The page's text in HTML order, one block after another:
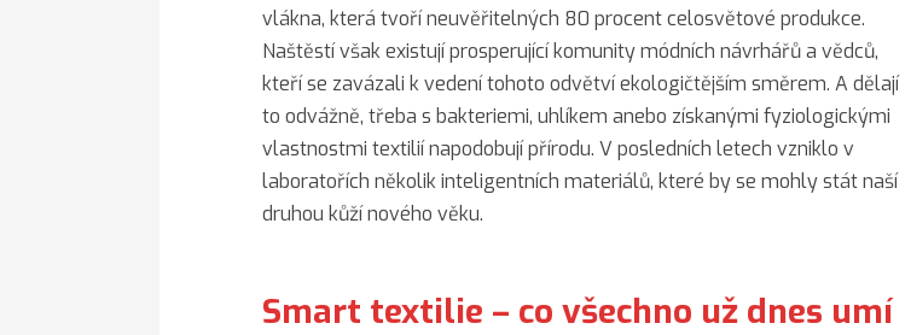
vlákna, která tvoří neuvěřitelných 80 procent celosvětové produkce.
Naštěstí však existují prosperující komunity módních návrhářů a vědců,
kteří se zavázali k vedení tohoto odvětví ekologičtějším směrem. A dělají
to odvážně, třeba s bakteriemi, uhlíkem anebo získanými fyziologickými
vlastnostmi textilií napodobují přírodu. V posledních letech vzniklo v
laboratořích několik inteligentních materiálů, které by se mohly stát naší
druhou kůží nového věku.
Smart textilie – co všechno už dnes umí